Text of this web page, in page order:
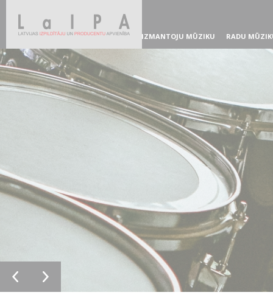
IZMANTOJU MŪZIKU RADU